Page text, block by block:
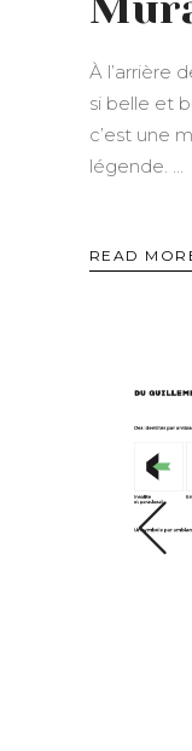
À l’arrière
si belle et
c’est une
légende.
READ